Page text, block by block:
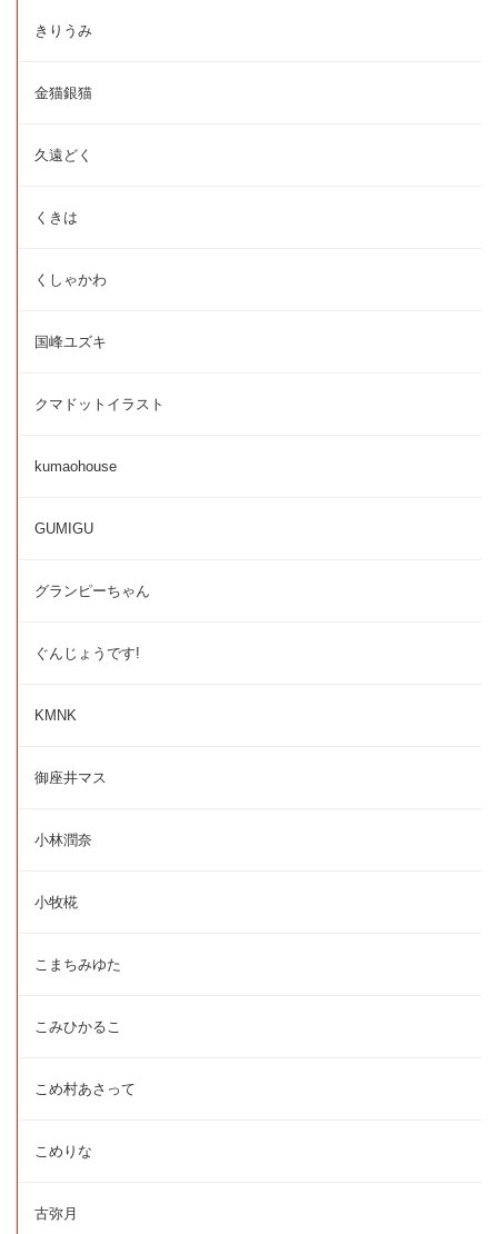
きりうみ
金猫銀猫
久遠どく
くきは
くしゃかわ
国峰ユズキ
クマドットイラスト
kumaohouse
GUMIGU
グランピーちゃん
ぐんじょうです!
KMNK
御座井マス
小林潤奈
小牧椛
こまちみゆた
こみひかるこ
こめ村あさって
こめりな
古弥月